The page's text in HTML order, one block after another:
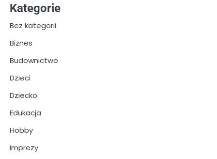
Kategorie
Bez kategorii
Biznes
Budownictwo
Dzieci
Dziecko
Edukacja
Hobby
Imprezy